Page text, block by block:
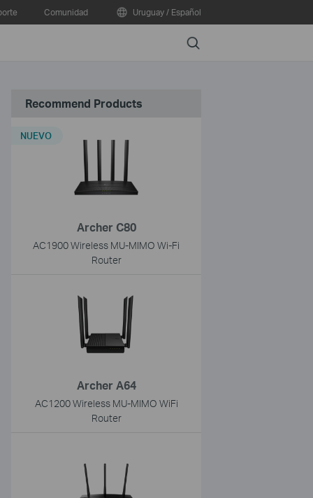
Comunidad Uruguay / Español
Search
Recommend Products
Archer C80
AC1900 Wireless MU-MIMO Wi-Fi
Router
NUEVO
Archer A64
AC1200 Wireless MU-MIMO WiFi
Router